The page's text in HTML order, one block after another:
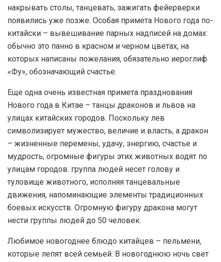
накрывать столы, танцевать, зажигать фейерверки
появились уже позже. Особая примета Нового года по-
китайски – вывешивание парных надписей на домах:
обычно это панно в красном и черном цветах, на
которых написаны пожелания, обязательно иероглиф
«Фу», обозначающий счастье.
Еще одна очень известная примета празднования
Нового года в Китае – танцы драконов и львов на
улицах китайских городов. Поскольку лев
символизирует мужество, величие и власть, а дракон
– жизненные перемены, удачу, энергию, счастье и
мудрость, огромные фигуры этих животных водят по
улицам городов: группа людей несет голову и
туловище животного, исполняя танцевальные
движения, напоминающие элементы традиционных
боевых искусств. Огромную фигуру дракона могут
нести группы людей до 50 человек.
Любимое новогоднее блюдо китайцев – пельмени,
которые лепят всей семьей. В новогоднюю ночь свет